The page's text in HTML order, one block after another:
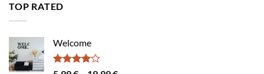
TOP RATED
Welcome